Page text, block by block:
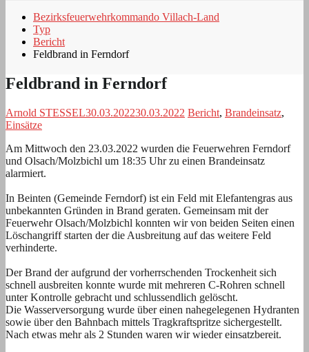
Bezirksfeuerwehrkommando Villach-Land
Typ
Bericht
Feldbrand in Ferndorf
Feldbrand in Ferndorf
Arnold STESSEL30.03.202230.03.2022 Bericht, Brandeinsatz,
Einsätze
Am Mittwoch den 23.03.2022 wurden die Feuerwehren Ferndorf
und Olsach/Molzbichl um 18:35 Uhr zu einen Brandeinsatz
alarmiert.
In Beinten (Gemeinde Ferndorf) ist ein Feld mit Elefantengras aus
unbekannten Gründen in Brand geraten. Gemeinsam mit der
Feuerwehr Olsach/Molzbichl konnten wir von beiden Seiten einen
Löschangriff starten der die Ausbreitung auf das weitere Feld
verhinderte.
Der Brand der aufgrund der vorherrschenden Trockenheit sich
schnell ausbreiten konnte wurde mit mehreren C-Rohren schnell
unter Kontrolle gebracht und schlussendlich gelöscht.
Die Wasserversorgung wurde über einen nahegelegenen Hydranten
sowie über den Bahnbach mittels Tragkraftspritze sichergestellt.
Nach etwas mehr als 2 Stunden waren wir wieder einsatzbereit.